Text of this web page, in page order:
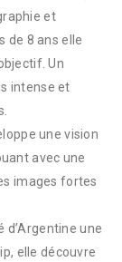
et
de 8 ans elle
Un
intense et
une vision
avec une
images fortes
d’Argentine une
elle découvre